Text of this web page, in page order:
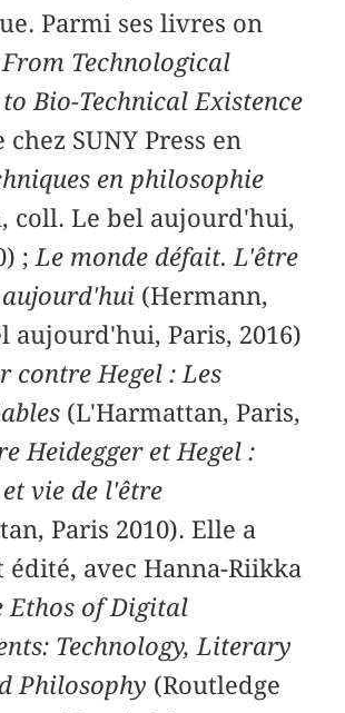
Parmi ses livres on
From Technological
Bio-Technical Existence
SUNY Press en
en philosophie
coll. Le bel aujourd'hui,
; Le monde défait. L'être
(Hermann,
aujourd'hui, Paris, 2016)
contre Hegel : Les
(L'Harmattan, Paris,
Heidegger et Hegel :
vie de l'être
Paris 2010). Elle a
édité, avec Hanna-Riikka
Ethos of Digital
Technology, Literary
Philosophy (Routledge